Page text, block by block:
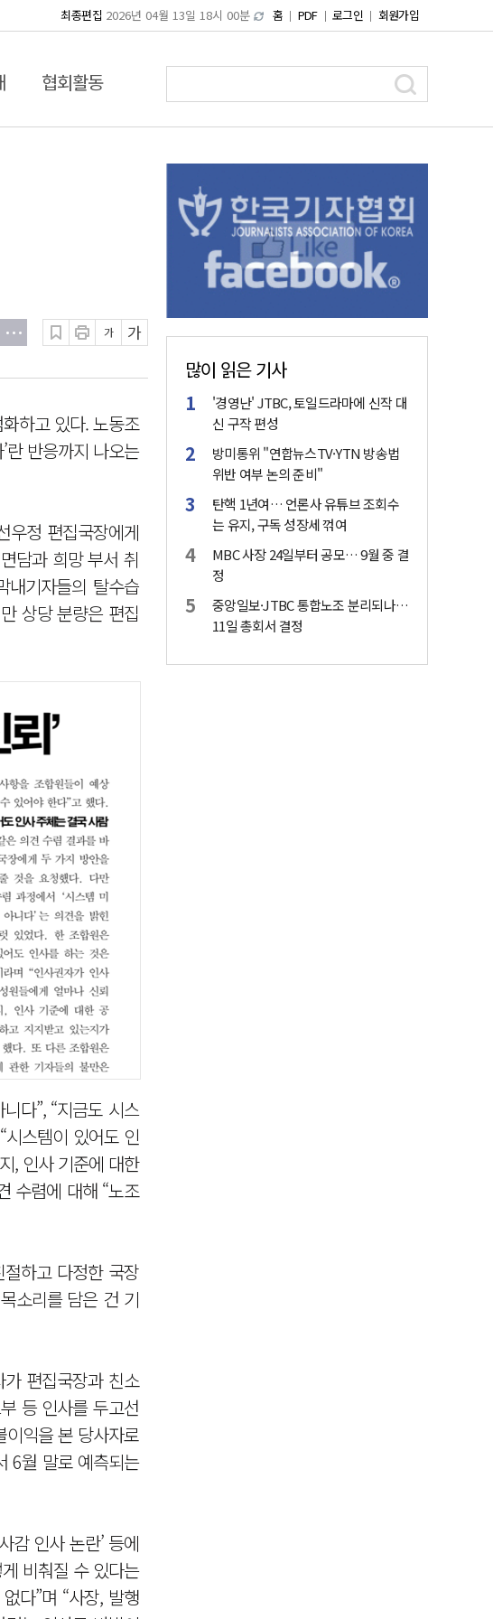
홈 PDF 로그인 회원가입
최종편집 2026년 04월 13일 18시 00분
협회활동
가 가
하고 있다. 노동조
란 반응까지 나오는
우정 편집국장에게
담과 희망 부서 취
내기자들의 탈수습
상당 분량은 편집
다”, “지금도 시스
스템이 있어도 인
, 인사 기준에 대한
수렴에 대해 “노조
하고 다정한 국장
소리를 담은 건 기
편집국장과 친소
등 인사를 두고선
익을 본 당사자로
6월 말로 예측되는
감 인사 논란’ 등에
비춰질 수 있다는
다”며 “사장, 발행
많이 읽은 기사
'경영난' JTBC, 토일드라마에 신작 대
신 구작 편성
방미통위 "연합뉴스TV·YTN 방송법
위반 여부 논의 준비"
탄핵 1년여… 언론사 유튜브 조회수
는 유지, 구독 성장세 꺾여
MBC 사장 24일부터 공모… 9월 중 결
정
중앙일보·JTBC 통합노조 분리되나…
11일 총회서 결정